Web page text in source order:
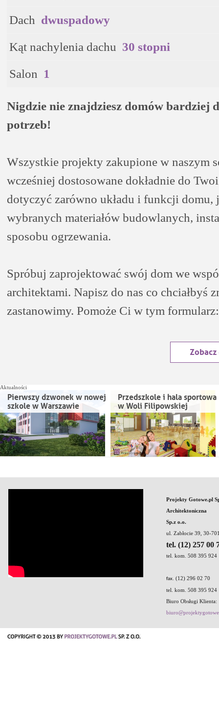
Dach dwuspadowy
Kąt nachylenia dachu 30 stopni
Salon 1
Nigdzie nie znajdziesz domów bardziej
potrzeb!
Wszystkie projekty zakupione w naszym
wcześniej dostosowane dokładnie do
dotyczyć zarówno układu i funkcji domu,
wybranych materiałów budowlanych,
sposobu ogrzewania.
Spróbuj zaprojektować swój dom we
architektami. Napisz do nas co chciałbyś
zastanowimy. Pomoże Ci w tym
Zobacz
Aktualności
Pierwszy dzwonek w nowej
szkole w Warszawie
Przedszkole i hala sportowa
w Woli Filipowskiej
Projekty Gotowe.pl
Architektoniczna
Sp.z o.o.
ul. Zabłocie 39, 30-
tel. (12) 257 00
tel. kom. 508 395 924
fax . (12) 296 02 70
tel. kom. 508 395 924
Biuro Obsługi Klienta: